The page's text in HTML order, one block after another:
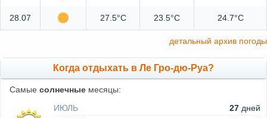
28.07 27.5°C 23.5°C 24.7°C
детальный архив погоды
Когда отдыхать в Ле Гро-дю-Руа?
Самые солнечные месяцы:
ИЮЛЬ
27 дней